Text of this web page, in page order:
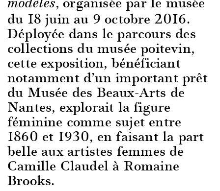
du 18 juin au 9 octobre 2016.
Déployée dans le parcours des
collections du musée poitevin,
cette exposition, bénéficiant
notamment d’un important prêt
du Musée des Beaux-Arts de
Nantes, explorait la figure
féminine comme sujet entre
1860 et 1930, en faisant la part
belle aux artistes femmes de
Camille Claudel à Romaine
Brooks.